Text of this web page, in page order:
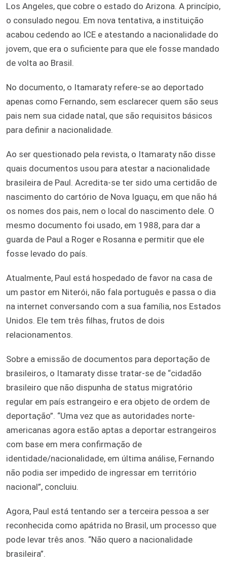
Los Angeles, que cobre o estado do Arizona. A princípio,
o consulado negou. Em nova tentativa, a instituição
acabou cedendo ao ICE e atestando a nacionalidade do
jovem, que era o suficiente para que ele fosse mandado
de volta ao Brasil.
No documento, o Itamaraty refere-se ao deportado
apenas como Fernando, sem esclarecer quem são seus
pais nem sua cidade natal, que são requisitos básicos
para definir a nacionalidade.
Ao ser questionado pela revista, o Itamaraty não disse
quais documentos usou para atestar a nacionalidade
brasileira de Paul. Acredita-se ter sido uma certidão de
nascimento do cartório de Nova Iguaçu, em que não há
os nomes dos pais, nem o local do nascimento dele. O
mesmo documento foi usado, em 1988, para dar a
guarda de Paul a Roger e Rosanna e permitir que ele
fosse levado do país.
Atualmente, Paul está hospedado de favor na casa de
um pastor em Niterói, não fala português e passa o dia
na internet conversando com a sua família, nos Estados
Unidos. Ele tem três filhas, frutos de dois
relacionamentos.
Sobre a emissão de documentos para deportação de
brasileiros, o Itamaraty disse tratar-se de “cidadão
brasileiro que não dispunha de status migratório
regular em país estrangeiro e era objeto de ordem de
deportação”. “Uma vez que as autoridades norte-
americanas agora estão aptas a deportar estrangeiros
com base em mera confirmação de
identidade/nacionalidade, em última análise, Fernando
não podia ser impedido de ingressar em território
nacional”, concluiu.
Agora, Paul está tentando ser a terceira pessoa a ser
reconhecida como apátrida no Brasil, um processo que
pode levar três anos. “Não quero a nacionalidade
brasileira”.